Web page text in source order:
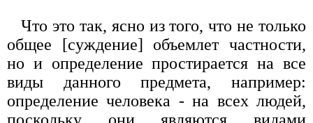
Что это так, ясно из того, что не только
общее [суждение] объемлет частности,
но и определение простирается на все
виды данного предмета, например:
определение человека - на всех людей,